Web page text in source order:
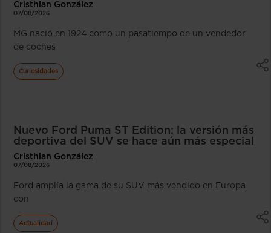
Cristhian González
07/08/2026
MG nació en 1924 como un pasatiempo de un vendedor
de coches
Curiosidades
Nuevo Ford Puma ST Edition: la versión más
deportiva del SUV se hace aún más especial
Cristhian González
07/08/2026
Ford amplía la gama de su SUV más vendido en Europa
con
Actualidad